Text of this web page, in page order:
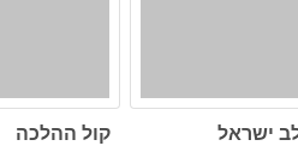
ישראל קול ההלכה